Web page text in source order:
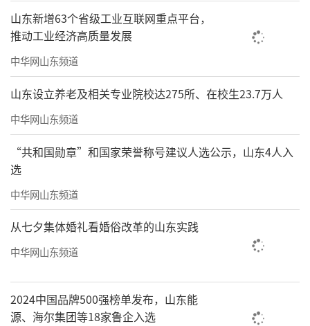
山东新增63个省级工业互联网重点平台，
推动工业经济高质量发展
中华网山东频道
山东设立养老及相关专业院校达275所、在校生23.7万人
中华网山东频道
“共和国勋章”和国家荣誉称号建议人选公示，山东4人入
选
中华网山东频道
从七夕集体婚礼看婚俗改革的山东实践
中华网山东频道
2024中国品牌500强榜单发布，山东能
源、海尔集团等18家鲁企入选